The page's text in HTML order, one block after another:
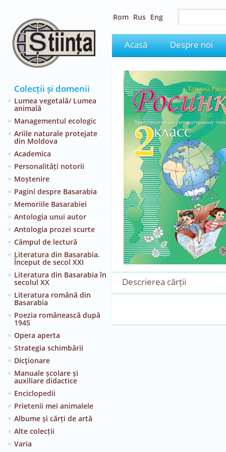
Colecții și domenii
Lumea vegetală/ Lumea
animală
Managementul ecologic
Ariile naturale protejate
din Moldova
Academica
Personalități notorii
Moștenire
Pagini despre Basarabia
Memoriile Basarabiei
Antologia unui autor
Antologia prozei scurte
Câmpul de lectură
Literatura din Basarabia.
Început de secol XXI
Literatura din Basarabia în
secolul XX
Literatura română din
Basarabia
Poezia românească după
1945
Opera aperta
Strategia schimbării
Dicţionare
Manuale școlare și
auxiliare didactice
Enciclopedii
Prietenii mei animalele
Albume și cărți de artă
Alte colecții
Varia
Rom Rus Eng
Acasă Despre noi
Descrierea cărții